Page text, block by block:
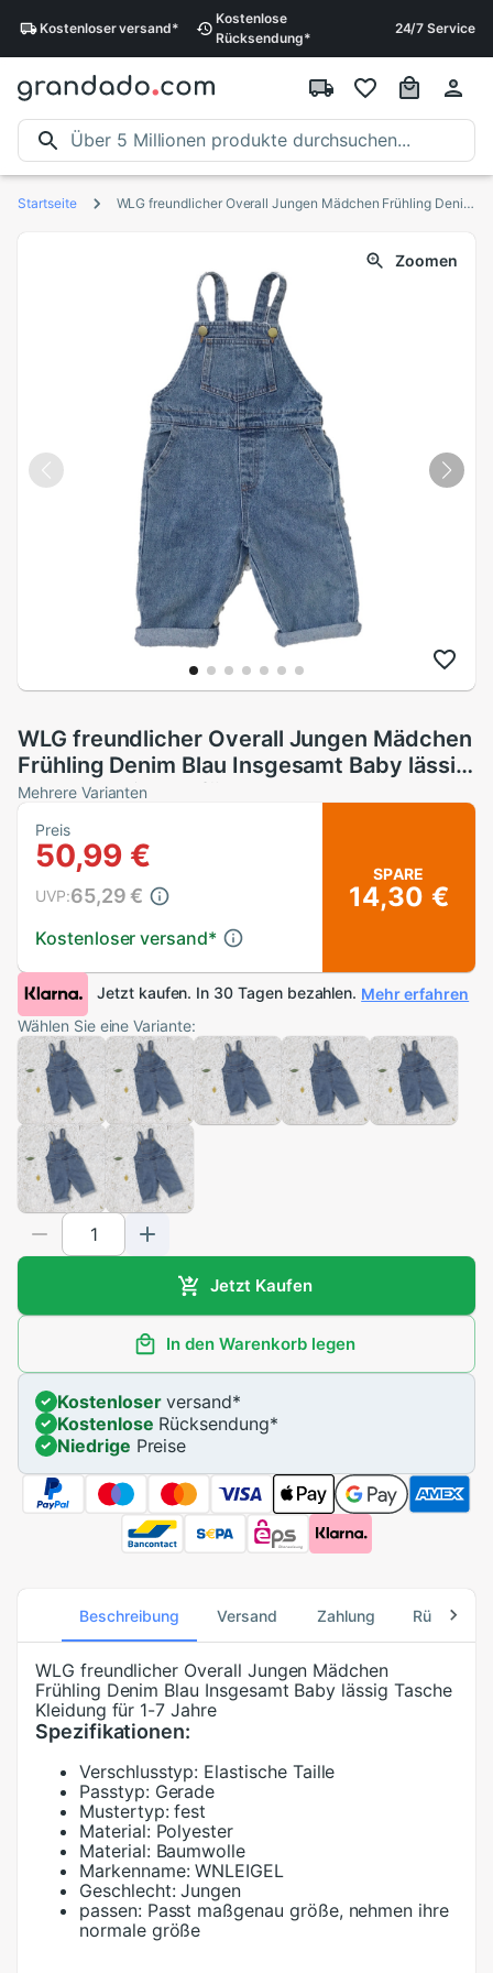
Kostenloserversand*
Kostenlose
Rücksendung*
24/7 Service
Startseite WLG freundlicher Overall Jungen Mädchen Frühling Denim Blau Insgesamt Baby lässig Tasche Kleidung für 1-7 Jahre
Zoomen
WLG freundlicher Overall Jungen Mädchen
Frühling Denim Blau Insgesamt Baby lässig
Tasche Kleidung für 1-7 Jahre
Mehrere Varianten
Preis
50,99 €
Kostenloser versand*
UVP:65,29 €
SPARE
14,30 €
Jetzt kaufen. In 30 Tagen bezahlen. Mehr erfahren
Wählen Sie eine Variante:
Jetzt Kaufen
In den Warenkorb legen
Kostenloserversand*
Kostenlose Rücksendung*
Niedrige Preise
Beschreibung Versand Zahlung
WLG freundlicher Overall Jungen Mädchen
Frühling Denim Blau Insgesamt Baby lässig Tasche
Kleidung für 1-7 Jahre
Spezifikationen:
Verschlusstyp: Elastische Taille
Passtyp: Gerade
Mustertyp: fest
Material: Polyester
Material: Baumwolle
Markenname: WNLEIGEL
Geschlecht: Jungen
passen: Passt maßgenau größe, nehmen ihre
normale größe